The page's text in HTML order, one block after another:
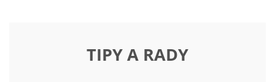
TIPY A RADY